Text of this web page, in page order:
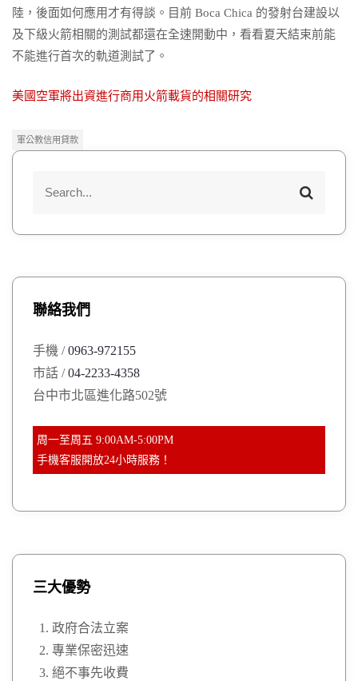
陸，後面如何應用才有得談。目前 Boca Chica 的發射台建設以
及下級火箭相關的測試都還在全速開動中，看看夏天結束前能
不能進行首次的軌道測試了。
美國空軍將出資進行商用火箭載貨的相關研究
軍公教信用貸款
f
S
r
聯絡我們
手機 /0963-972155
市話 /04-2233-4358
台中市北區進化路502號
周一至周五 9:00AM-5:00PM
手機客服開放24小時服務！
三大優勢
政府合法立案
專業保密迅速
絕不事先收費